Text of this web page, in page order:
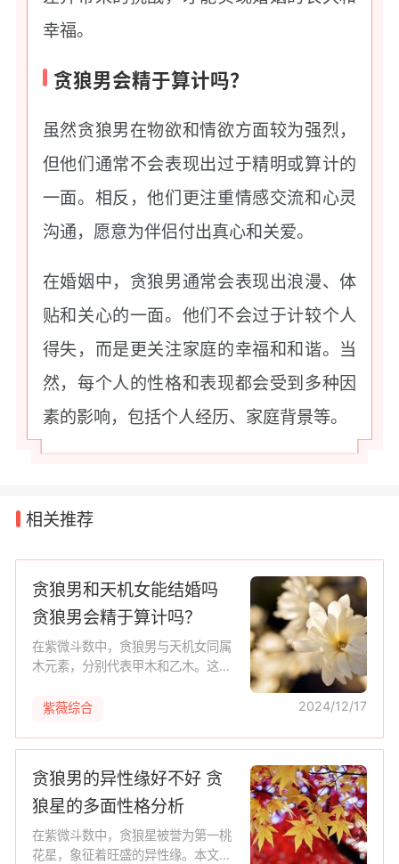
幸福。
贪狼男会精于算计吗？
虽然贪狼男在物欲和情欲方面较为强烈，
但他们通常不会表现出过于精明或算计的
一面。相反，他们更注重情感交流和心灵
沟通，愿意为伴侣付出真心和关爱。
在婚姻中，贪狼男通常会表现出浪漫、体
贴和关心的一面。他们不会过于计较个人
得失，而是更关注家庭的幸福和和谐。当
然，每个人的性格和表现都会受到多种因
素的影响，包括个人经历、家庭背景等。
相关推荐
贪狼男和天机女能结婚吗
贪狼男会精于算计吗？
在紫微斗数中，贪狼男与天机女同属
木元素，分别代表甲木和乙木。这种
姻关系提供了一定的基础。然而，他
紫薇综合 2024/12/17
贪狼男的异性缘好不好 贪
狼星的多面性格分析
在紫微斗数中，贪狼星被誉为第一桃
花星，象征着旺盛的异性缘。本文将